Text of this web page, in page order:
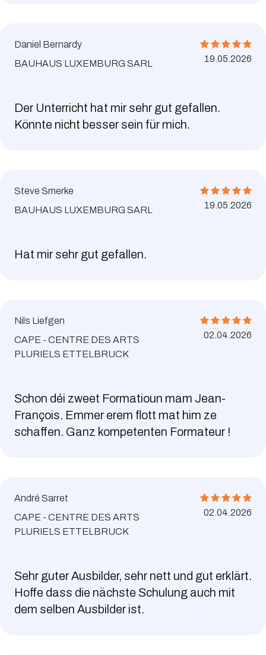
Daniel Bernardy
BAUHAUS LUXEMBURG SARL
19.05.2026
Der Unterricht hat mir sehr gut gefallen.
Könnte nicht besser sein für mich.
Steve Smerke
BAUHAUS LUXEMBURG SARL
19.05.2026
Hat mir sehr gut gefallen.
Nils Liefgen
CAPE - CENTRE DES ARTS
PLURIELS ETTELBRUCK
02.04.2026
Schon déi zweet Formatioun mam Jean-
François. Emmer erem flott mat him ze
schaffen. Ganz kompetenten Formateur !
André Sarret
CAPE - CENTRE DES ARTS
PLURIELS ETTELBRUCK
02.04.2026
Sehr guter Ausbilder, sehr nett und gut erklärt.
Hoffe dass die nächste Schulung auch mit
dem selben Ausbilder ist.